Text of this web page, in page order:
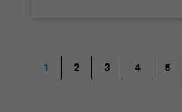
1 2 3 4 5